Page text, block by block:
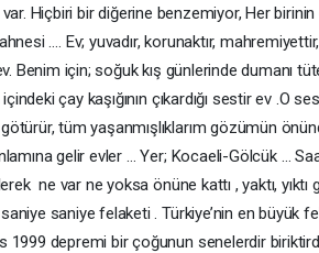
Hiçbiri bir diğerine benzemiyor, Her
…. Ev; yuvadır, korunaktır,
Benim için; soğuk kış günlerinde dumanı
içindeki çay kaşığının çıkardığı sestir ev .O
tüm yaşanmışlıklarım gözümün
gelir evler … Yer; Kocaeli-Gölcük …
ne var ne yoksa önüne kattı , yaktı,
saniye felaketi . Türkiye’nin en büyük
1999 depremi bir çoğunun senelerdir